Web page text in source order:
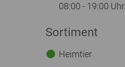
08:00 - 19:00 Uhr
Sortiment
Heimtier